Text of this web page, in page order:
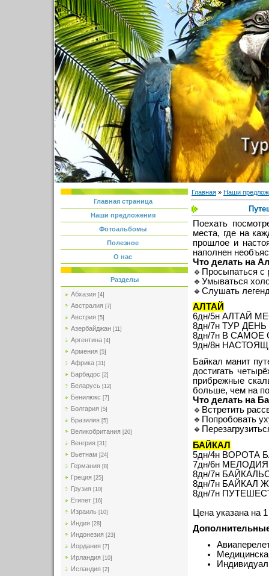
Главная страница
Наши предложения
Фотоальбомы
Полезное
О нас
Разделы
Абхазия [4]
Австралия [7]
Австрия [5]
Азербайджан [11]
Аргентина [4]
Армения [5]
Африка [31]
Барбадос [2]
Беларусь [12]
Бенилюкс [7]
Болгария [5]
Бразилия [5]
Великобритания [20]
Венгрия [31]
Вьетнам [24]
Германия [8]
Греция [25]
Грузия [10]
Египет [16]
Израиль [10]
Индия [28]
Индонезия [23]
Иордания [7]
Ирландия [10]
Исландия [2]
Главная » Наши
Поехать
места, где на
прошлое и
наполнен
Что делать на
🔹Просыпаться с
🔹Умываться
🔹Слушать
АЛТАЙ
6дн/5н АЛТАЙ
8дн/7н ТУР ДЕНЬ
8дн/7н В САМОЕ
9дн/8н
Байкал манит
достигать
прибрежные
больше, чем на
Что делать на
🔹Встретить
🔹Попробовать
БАЙКАЛ
5дн/4н ВОРОТА
7дн/6н МЕЛОДИЯ
8дн/7н
8дн/7н БАЙКАЛ
8дн/7н
Цена указана на